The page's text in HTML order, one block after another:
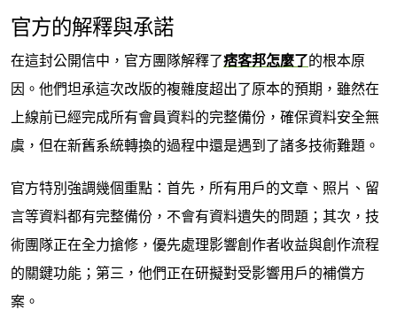
官方的解釋與承諾
在這封公開信中，官方團隊解釋了痞客邦怎麼了的根本原
因。他們坦承這次改版的複雜度超出了原本的預期，雖然在
上線前已經完成所有會員資料的完整備份，確保資料安全無
虞，但在新舊系統轉換的過程中還是遇到了諸多技術難題。
官方特別強調幾個重點：首先，所有用戶的文章、照片、留
言等資料都有完整備份，不會有資料遺失的問題；其次，技
術團隊正在全力搶修，優先處理影響創作者收益與創作流程
的關鍵功能；第三，他們正在研擬對受影響用戶的補償方
案。